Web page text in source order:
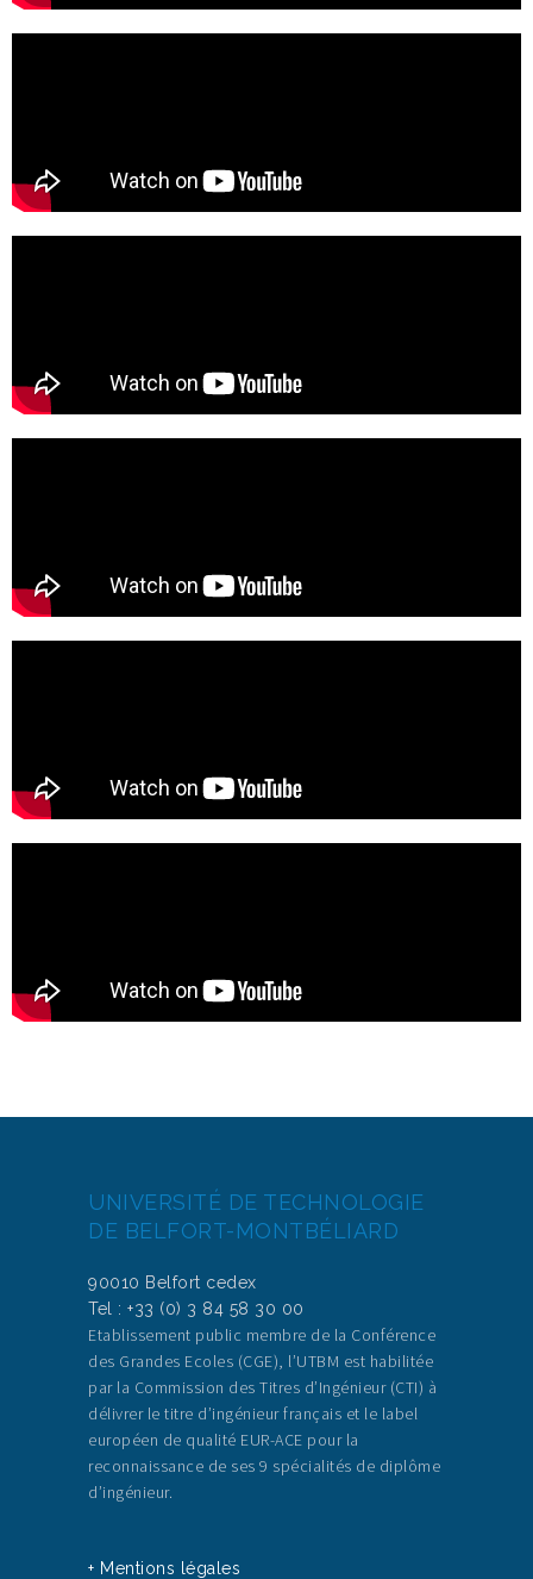
UNIVERSITÉ DE TECHNOLOGIE
DE BELFORT-MONTBÉLIARD
90010 Belfort cedex
Tel : +33 (0) 3 84 58 30 00
Etablissement public membre de la Conférence
des Grandes Ecoles (CGE), l’UTBM est habilitée
par la Commission des Titres d’Ingénieur (CTI) à
délivrer le titre d’ingénieur français et le label
européen de qualité EUR-ACE pour la
reconnaissance de ses 9 spécialités de diplôme
d’ingénieur.
+ Mentions légales